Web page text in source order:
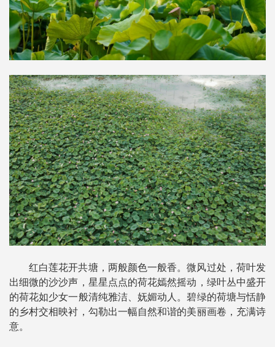
红白莲花开共塘，两般颜色一般香。微风过处，荷叶发
出细微的沙沙声，星星点点的荷花嫣然摇动，绿叶丛中盛开
的荷花如少女一般清纯雅洁、妩媚动人。碧绿的荷塘与恬静
的乡村交相映衬，勾勒出一幅自然和谐的美丽画卷，充满诗
意。